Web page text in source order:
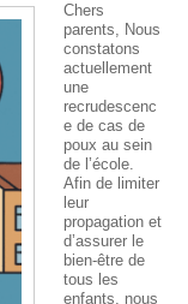
Chers
parents, Nous
constatons
actuellement
une
recrudescenc
e de cas de
poux au sein
de l’école.
Afin de limiter
leur
propagation et
d’assurer le
bien-être de
tous les
enfants, nous